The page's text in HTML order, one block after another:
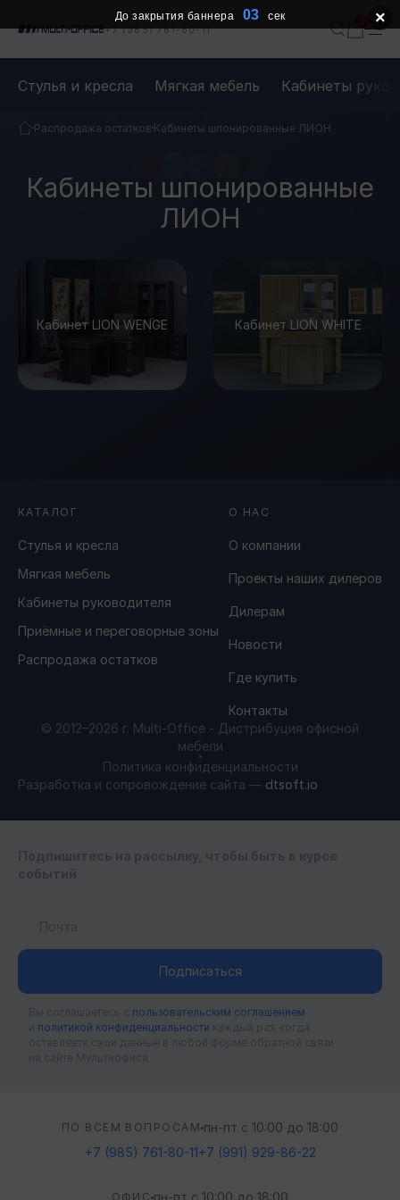
+7 (985) 761-80-11
Стулья и кресла Мягкая мебель Кабинеты
Распродажа остатков Кабинеты шпонированные ЛИОН
Кабинеты шпонированные
ЛИОН
Кабинет LION WENGE Кабинет LION WHITE
КАТАЛОГ
Стулья и кресла
Мягкая мебель
Кабинеты руководителя
Приёмные и переговорные зоны
Распродажа остатков
О НАС
О компании
Проекты наших дилеров
Дилерам
Новости
Где купить
Контакты
© 2012–2026 г. Multi-Office - Дистрибуция офисной
мебели
Политика конфиденциальности
Разработка и сопровождение сайта — dtsoft.io
Подписаться
пользовательским соглашением
политикой конфиденциальности
ПО ВСЕМ ВОПРОСАМ пн-пт с 10:00 до 18:00
+7 (985) 761-80-11+7 (991) 929-86-22
ОФИС пн-пт с 10:00 до 18:00
До закрытия баннера 03 сек ×
МЫ в реестре